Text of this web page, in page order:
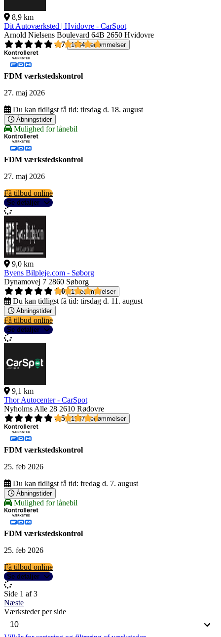
8,9 km
Dit Autoværksted | Hvidovre - CarSpot
Arnold Nielsens Boulevard 64B 2650 Hvidovre
4,7
1004 bedømmelser
FDM værkstedskontrol
27. maj 2026
Du kan tidligst få tid: tirsdag d. 18. august
Åbningstider
Mulighed for lånebil
FDM værkstedskontrol
27. maj 2026
Få tilbud online
Se detaljer
9,0 km
Byens Bilpleje.com - Søborg
Dynamovej 7 2860 Søborg
5,0
1 bedømmelser
Du kan tidligst få tid: tirsdag d. 11. august
Åbningstider
Få tilbud online
Se detaljer
9,1 km
Thor Autocenter - CarSpot
Nyholms Alle 28 2610 Rødovre
4,5
1557 bedømmelser
FDM værkstedskontrol
25. feb 2026
Du kan tidligst få tid: fredag d. 7. august
Åbningstider
Mulighed for lånebil
FDM værkstedskontrol
25. feb 2026
Få tilbud online
Se detaljer
Side 1 af 3
Næste
Værksteder per side